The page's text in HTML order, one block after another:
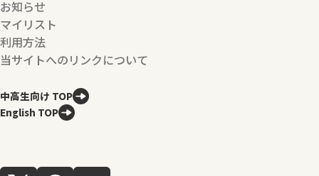
お知らせ
マイリスト
利用方法
当サイトへのリンクについて
中高生向け TOP
English TOP